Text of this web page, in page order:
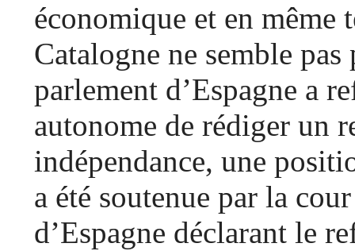
économique et en même
Catalogne ne semble
parlement d’Espagne a
autonome de rédiger un
indépendance, une
a été soutenue par la
d’Espagne déclarant le